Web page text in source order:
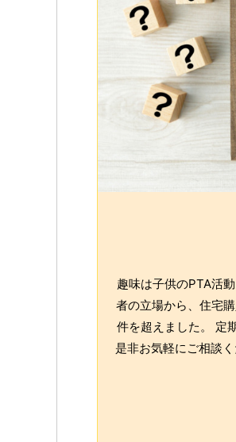
趣味は子供のPTA活
者の立場から、住宅
件を超えました。 定
是非お気軽にご相談